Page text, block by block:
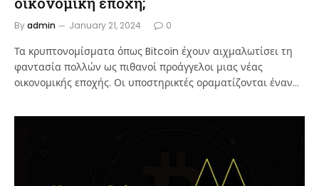
Byadmin January 21, 2024 0
Τα κρυπτονομίσματα όπως Bitcoin έχουν αιχμαλωτίσει τη
φαντασία πολλών ως πιθανοί προάγγελοι μιας νέας
οικονομικής εποχής. Οι υποστηρικτές οραματίζονται έναν…